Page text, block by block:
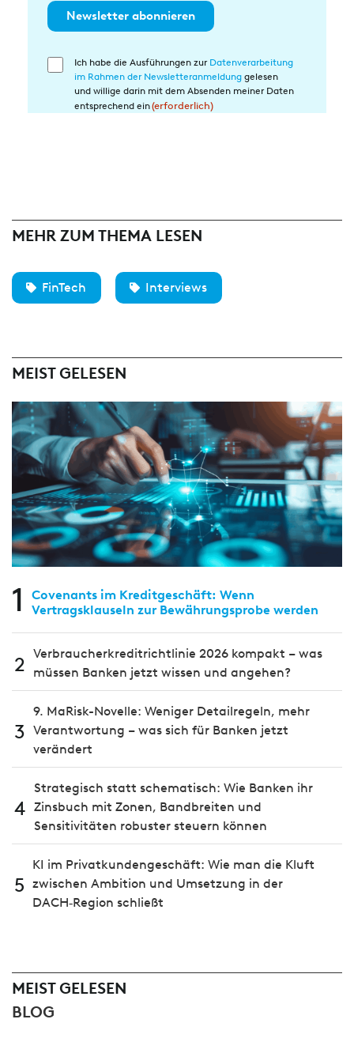
Newsletter abonnieren
Einwilligung
Ich habe die Ausführungen zur Datenverarbeitung
im Rahmen der Newsletteranmeldung gelesen
und willige darin mit dem Absenden meiner Daten
entsprechend ein(erforderlich)
MEHR ZUM THEMA LESEN
FinTech Interviews
MEIST GELESEN
1
Covenants im Kreditgeschäft: Wenn
Vertragsklauseln zur Bewährungsprobe werden
2 Verbraucherkreditrichtlinie 2026 kompakt – was
müssen Banken jetzt wissen und angehen?
3
9. MaRisk-Novelle: Weniger Detailregeln, mehr
Verantwortung – was sich für Banken jetzt
verändert
4
Strategisch statt schematisch: Wie Banken ihr
Zinsbuch mit Zonen, Bandbreiten und
Sensitivitäten robuster steuern können
5
KI im Privatkundengeschäft: Wie man die Kluft
zwischen Ambition und Umsetzung in der
DACH‑Region schließt
MEIST GELESEN
BLOG